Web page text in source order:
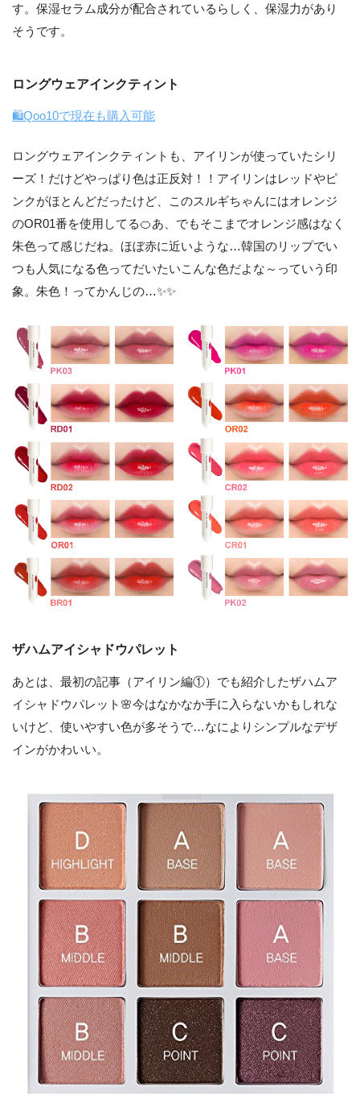
す。保湿セラム成分が配合されているらしく、保湿力があり
そうです。
ロングウェアインクティント
🛍Qoo10で現在も購入可能
ロングウェアインクティントも、アイリンが使っていたシリ
ーズ！だけどやっぱり色は正反対！！アイリンはレッドやピ
ンクがほとんどだったけど、このスルギちゃんにはオレンジ
のOR01番を使用してる🍊あ、でもそこまでオレンジ感はなく
朱色って感じだね。ほぼ赤に近いような…韓国のリップでい
つも人気になる色ってだいたいこんな色だよな～っていう印
象。朱色！ってかんじの…✨✨
ザハムアイシャドウパレット
あとは、最初の記事（アイリン編①）でも紹介したザハムア
イシャドウパレット🌸今はなかなか手に入らないかもしれな
いけど、使いやすい色が多そうで…なによりシンプルなデザ
インがかわいい。